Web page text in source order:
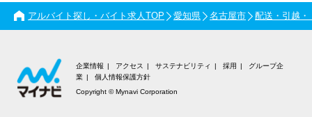
アルバイト探し・バイト求人TOP 愛知県 名古屋市 配送・引越・
企業情報 アクセス サステナビリティ 採用
グループ企
業
個人情報保護方針
Copyright © Mynavi Corporation